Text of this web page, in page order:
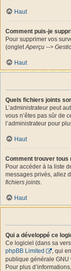
Haut
Comment puis-je
Pour supprimer vos
(ongletAperçu -->
Haut
Quels fichiers joints
L’administrateur peut
vous n’êtes pas sûr de
l’administrateur pour
Haut
Comment trouver tous
Pour accéder à la liste
messages privés, allez
fichiers joints.
Haut
Qui a développé ce
Ce logiciel (dans sa
phpBB Limited
, qui
publique générale GNU
Pour plus